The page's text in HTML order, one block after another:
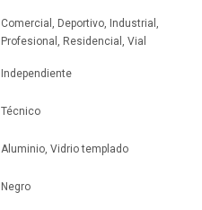
Comercial, Deportivo, Industrial,
Profesional, Residencial, Vial
Independiente
Técnico
Aluminio, Vidrio templado
Negro